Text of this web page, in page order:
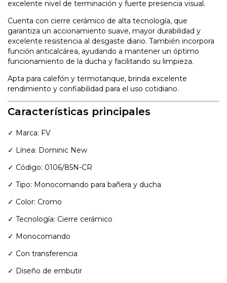
excelente nivel de terminación y fuerte presencia visual.
Cuenta con cierre cerámico de alta tecnología, que
garantiza un accionamiento suave, mayor durabilidad y
excelente resistencia al desgaste diario. También incorpora
función anticalcárea, ayudando a mantener un óptimo
funcionamiento de la ducha y facilitando su limpieza.
Apta para calefón y termotanque, brinda excelente
rendimiento y confiabilidad para el uso cotidiano.
Características principales
✓ Marca: FV
✓ Línea: Dominic New
✓ Código: 0106/85N-CR
✓ Tipo: Monocomando para bañera y ducha
✓ Color: Cromo
✓ Tecnología: Cierre cerámico
✓ Monocomando
✓ Con transferencia
✓ Diseño de embutir